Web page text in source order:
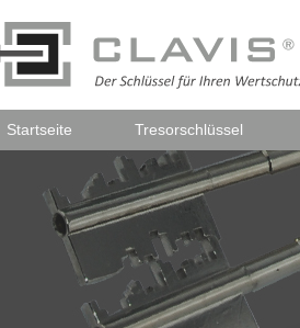
Startseite Tresorschlüssel